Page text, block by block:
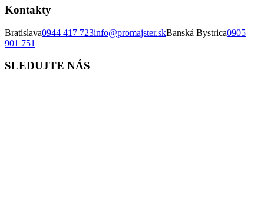
Kontakty
Bratislava0944 417 723info@promajster.skBanská Bystrica0905
901 751
SLEDUJTE NÁS